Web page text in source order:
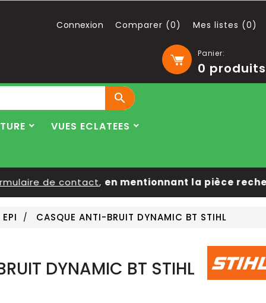
Panier:
0 produits
Connexion Comparer (0) Mes listes (0)

VUES ECLATEES
de contact,en mentionnant la pièce
CASQUE ANTI-BRUIT DYNAMIC BT STIHL
DYNAMIC BT STIHL